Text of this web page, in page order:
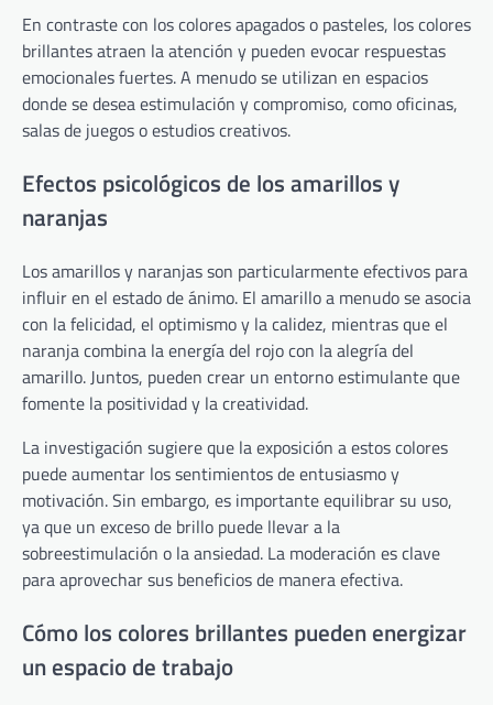
En contraste con los colores apagados o pasteles, los colores
brillantes atraen la atención y pueden evocar respuestas
emocionales fuertes. A menudo se utilizan en espacios
donde se desea estimulación y compromiso, como oficinas,
salas de juegos o estudios creativos.
Efectos psicológicos de los amarillos y
naranjas
Los amarillos y naranjas son particularmente efectivos para
influir en el estado de ánimo. El amarillo a menudo se asocia
con la felicidad, el optimismo y la calidez, mientras que el
naranja combina la energía del rojo con la alegría del
amarillo. Juntos, pueden crear un entorno estimulante que
fomente la positividad y la creatividad.
La investigación sugiere que la exposición a estos colores
puede aumentar los sentimientos de entusiasmo y
motivación. Sin embargo, es importante equilibrar su uso,
ya que un exceso de brillo puede llevar a la
sobreestimulación o la ansiedad. La moderación es clave
para aprovechar sus beneficios de manera efectiva.
Cómo los colores brillantes pueden energizar
un espacio de trabajo